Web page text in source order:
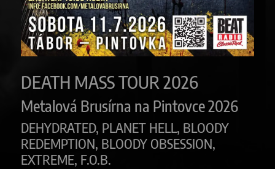
DEATH MASS TOUR 2026
Metalová Brusírna na Pintovce 2026
DEHYDRATED, PLANET HELL, BLOODY
REDEMPTION, BLOODY OBSESSION,
EXTREME, F.O.B.